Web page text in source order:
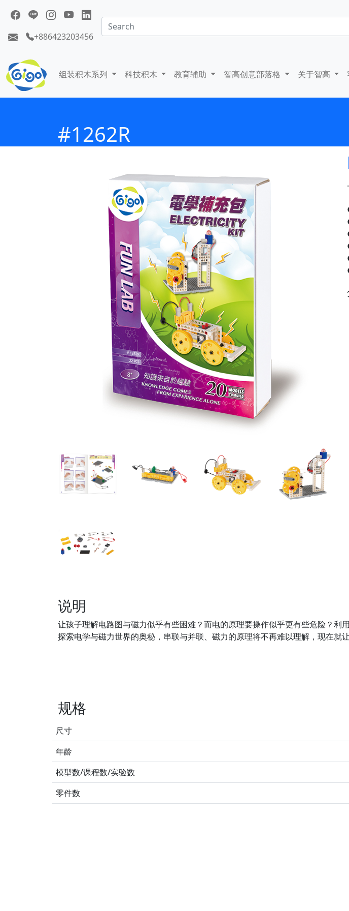
+886423203456
组装积木系列 科技积木 教育辅助 智高创意部落格 关于智高
#1262R
说明
让孩子理解电路图与磁力似乎有些困难？而电的原理要操作似乎更有些危险？
探索电学与磁力世界的奥秘，串联与并联、磁力的原理将不再难以理解，现在就
规格
尺寸
年龄
模型数/课程数/实验数
零件数